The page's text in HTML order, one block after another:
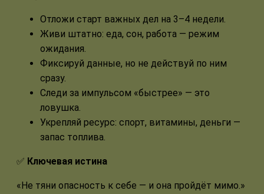
Отложи старт важных дел на 3–4 недели.
Живи штатно: еда, сон, работа — режим
ожидания.
Фиксируй данные, но не действуй по ним
сразу.
Следи за импульсом «быстрее» — это
ловушка.
Укрепляй ресурс: спорт, витамины, деньги —
запас топлива.
✅ Ключевая истина
«Не тяни опасность к себе — и она пройдёт мимо.»